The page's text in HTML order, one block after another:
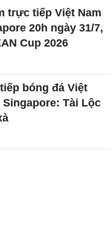
trực tiếp Việt Nam
20h ngày 31/7,
Cup 2026
bóng đá Việt
Singapore: Tài Lộc